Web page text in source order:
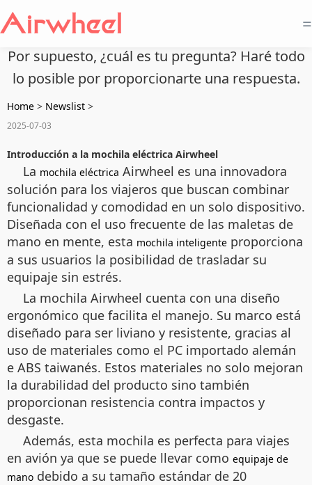
=
Por supuesto, ¿cuál es tu pregunta? Haré todo
lo posible por proporcionarte una respuesta.
Home > Newslist >
2025-07-03
Introducción a la mochila eléctrica Airwheel
La mochila eléctrica Airwheel es una innovadora
solución para los viajeros que buscan combinar
funcionalidad y comodidad en un solo dispositivo.
Diseñada con el uso frecuente de las maletas de
mano en mente, esta mochila inteligente proporciona
a sus usuarios la posibilidad de trasladar su
equipaje sin estrés.
La mochila Airwheel cuenta con una diseño
ergonómico que facilita el manejo. Su marco está
diseñado para ser liviano y resistente, gracias al
uso de materiales como el PC importado alemán
e ABS taiwanés. Estos materiales no solo mejoran
la durabilidad del producto sino también
proporcionan resistencia contra impactos y
desgaste.
Además, esta mochila es perfecta para viajes
en avión ya que se puede llevar como equipaje de
mano debido a su tamaño estándar de 20